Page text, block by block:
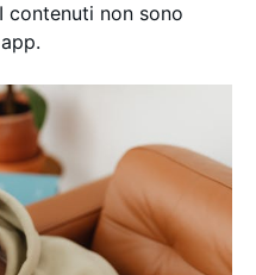
contenuti non sono